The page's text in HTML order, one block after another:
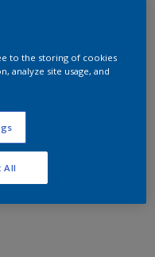
to the storing of cookies
analyze site usage, and
All